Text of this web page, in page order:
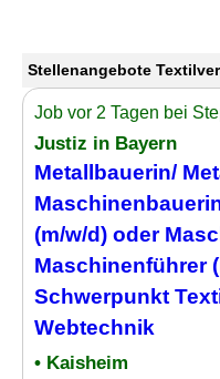
Stellenangebote
Job vor 2 Tagen bei
Justiz in Bayern
Metallbauerin/
(m/w/d) oder
Maschinenführer
Schwerpunkt
Webtechnik
• Kaisheim